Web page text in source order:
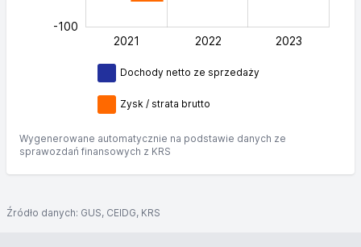
-100
L
2021 2022 2023
Dochody netto ze sprzedaży
Zysk / strata brutto
Wygenerowane automatycznie na podstawie danych ze
sprawozdań finansowych z KRS
Źródło danych: GUS, CEIDG, KRS